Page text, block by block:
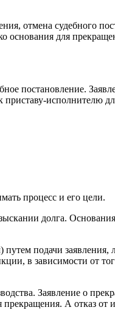
отмена судебного
основания для
постановление.
приставу-исполнителю
процесс и его цели.
долга.
подачи заявления,
в зависимости от
Заявление о
А отказ от